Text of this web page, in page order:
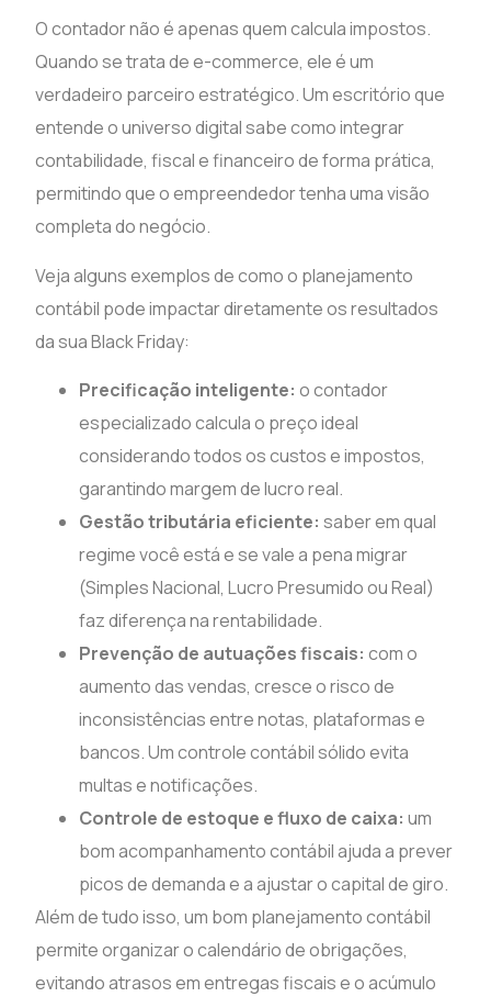
O contador não é apenas quem calcula impostos.
Quando se trata de e-commerce, ele é um
verdadeiro parceiro estratégico. Um escritório que
entende o universo digital sabe como integrar
contabilidade, fiscal e financeiro de forma prática,
permitindo que o empreendedor tenha uma visão
completa do negócio.
Veja alguns exemplos de como o planejamento
contábil pode impactar diretamente os resultados
da sua Black Friday:
Precificação inteligente: o contador
especializado calcula o preço ideal
considerando todos os custos e impostos,
garantindo margem de lucro real.
Gestão tributária eficiente: saber em qual
regime você está e se vale a pena migrar
(Simples Nacional, Lucro Presumido ou Real)
faz diferença na rentabilidade.
Prevenção de autuações fiscais: com o
aumento das vendas, cresce o risco de
inconsistências entre notas, plataformas e
bancos. Um controle contábil sólido evita
multas e notificações.
Controle de estoque e fluxo de caixa: um
bom acompanhamento contábil ajuda a prever
picos de demanda e a ajustar o capital de giro.
Além de tudo isso, um bom planejamento contábil
permite organizar o calendário de obrigações,
evitando atrasos em entregas fiscais e o acúmulo